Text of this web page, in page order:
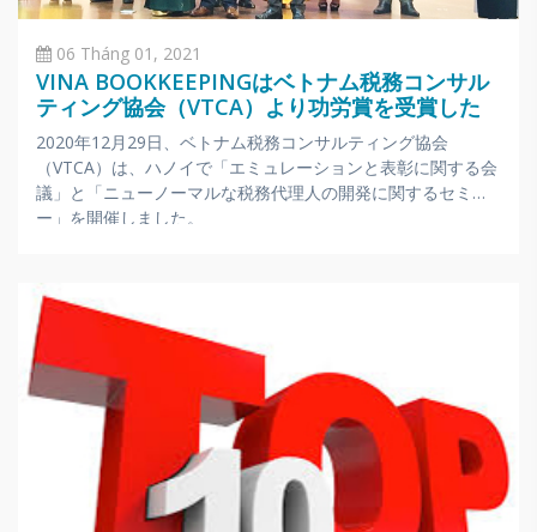
06 Tháng 01, 2021
VINA BOOKKEEPINGはベトナム税務コンサル
ティング協会（VTCA）より功労賞を受賞した
2020年12月29日、ベトナム税務コンサルティング協会
（VTCA）は、ハノイで「エミュレーションと表彰に関する会
議」と「ニューノーマルな税務代理人の開発に関するセミナ
ー」を開催しました。